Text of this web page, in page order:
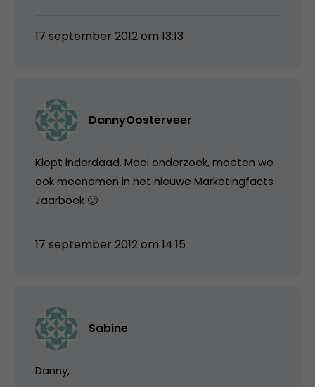
17 september 2012 om 13:13
DannyOosterveer
Klopt inderdaad. Mooi onderzoek, moeten we
ook meenemen in het nieuwe Marketingfacts
Jaarboek 🙂
17 september 2012 om 14:15
Sabine
Danny,